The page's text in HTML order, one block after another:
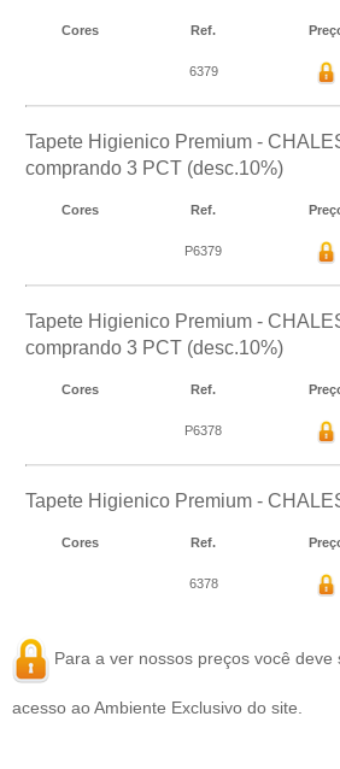
Cores Ref.
6379
Tapete Higienico Premium -
comprando 3 PCT (desc.10%)
Cores Ref.
P6379
Tapete Higienico Premium -
comprando 3 PCT (desc.10%)
Cores Ref.
P6378
Tapete Higienico Premium -
Cores Ref.
6378
Para a ver nossos preços você deve
acesso ao Ambiente Exclusivo do site.